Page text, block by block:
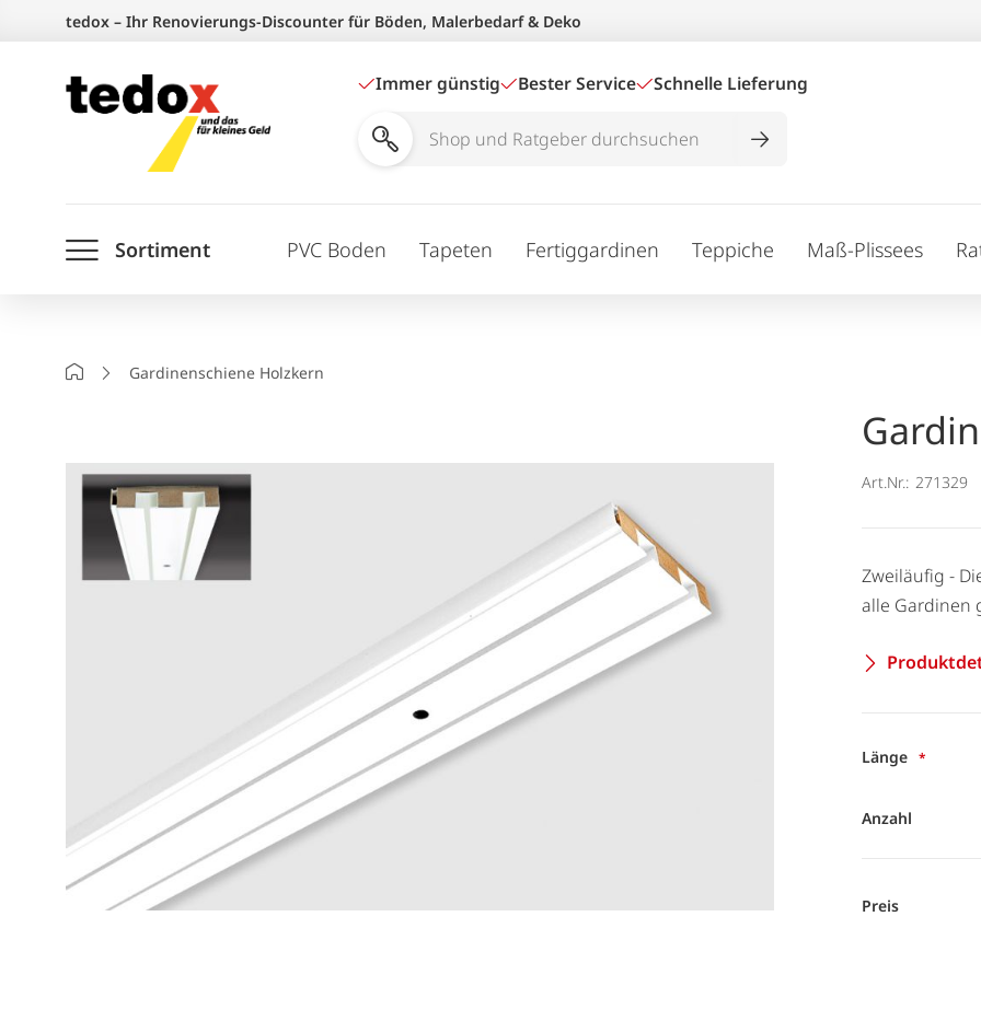
springen
tedox – Ihr Renovierungs-Discounter für Böden, Malerbedarf & Deko
Immer günstig Bester Service Schnelle Lieferung
Shop
durchsuchen
Sortiment PVC Boden Tapeten Fertiggardinen Teppiche Maß-Plissees
StartseiteGardinenschiene Holzkern
Art.Nr.: 271329
Zweiläufig -
alle Gardinen
Länge
Anzahl
Preis